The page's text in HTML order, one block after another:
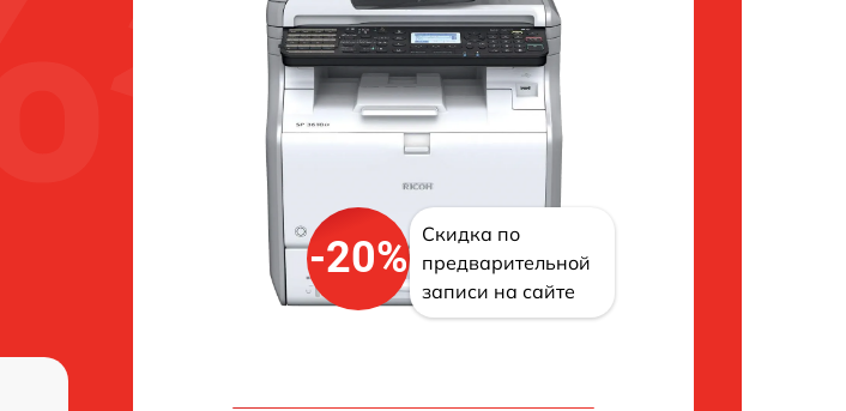
-20%
Скидка по
предварительной
записи на сайте